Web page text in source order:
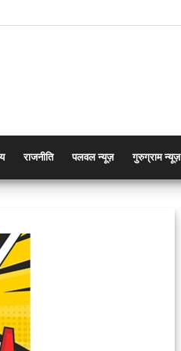
राजनीति पलवल न्यूज़ गुरुग्राम न्यूज़